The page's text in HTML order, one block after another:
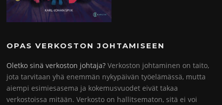
OPAS VERKOSTON JOHTAMISEEN
Oletko sinä verkoston johtaja? Verkoston johtaminen on taito,
jota tarvitaan yhä enemmän nykypäivän työelämässä, mutta
aiempi esimiesasema ja kokemusvuodet eivät takaa
verkostoissa mitään. Verkosto on hallitsematon, sitä ei voi